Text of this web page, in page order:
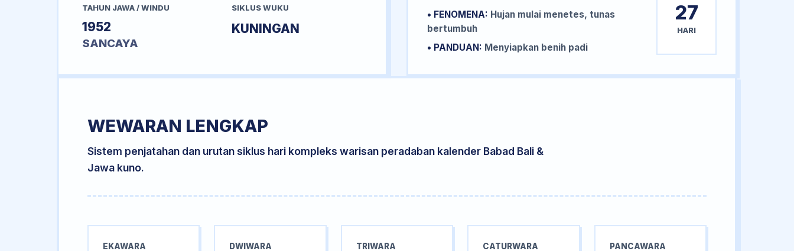
TAHUN JAWA / WINDU
1952
SANCAYA
SIKLUS WUKU
KUNINGAN
• FENOMENA: Hujan mulai menetes, tunas
bertumbuh
• PANDUAN: Menyiapkan benih padi
27
HARI
WEWARAN LENGKAP
Sistem penjatahan dan urutan siklus hari kompleks warisan peradaban kalender Babad Bali &
Jawa kuno.
EKAWARA DWIWARA TRIWARA CATURWARA PANCAWARA